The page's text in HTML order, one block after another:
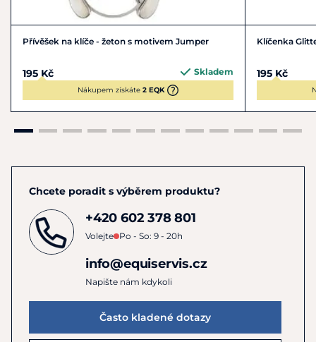
Přívěšek na klíče - žeton s motivem Jumper
195 Kč Skladem
Nákupem získáte 2 EQK
Klíčenka
195 Kč
Chcete poradit s výběrem produktu?
+420 602 378 801
Volejte Po - So: 9 - 20h
info@equiservis.cz
Napište nám kdykoli
Často kladené dotazy